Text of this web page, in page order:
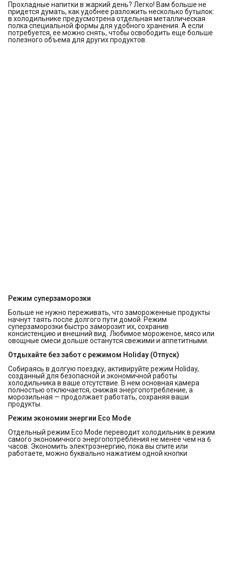
Прохладные напитки в жаркий день? Легко! Вам больше не
придется думать, как удобнее разложить несколько бутылок:
в холодильнике предусмотрена отдельная металлическая
полка специальной формы для удобного хранения. А если
потребуется, ее можно снять, чтобы освободить еще больше
полезного объема для других продуктов.
Режим суперзаморозки
Больше не нужно переживать, что замороженные продукты
начнут таять после долгого пути домой. Режим
суперзаморозки быстро заморозит их, сохранив
консистенцию и внешний вид. Любимое мороженое, мясо или
овощные смеси дольше останутся свежими и аппетитными.
Отдыхайте без забот с режимом Holiday (Отпуск)
Собираясь в долгую поездку, активируйте режим Holiday,
созданный для безопасной и экономичной работы
холодильника в ваше отсутствие. В нем основная камера
полностью отключается, снижая энергопотребление, а
морозильная — продолжает работать, сохраняя ваши
продукты.
Режим экономии энергии Eco Mode
Отдельный режим Eco Mode переводит холодильник в режим
самого экономичного энергопотребления не менее чем на 6
часов. Экономить электроэнергию, пока вы спите или
работаете, можно буквально нажатием одной кнопки